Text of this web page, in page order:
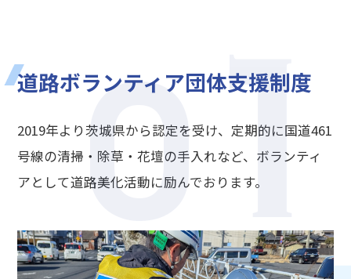
01
道路ボランティア団体支援制度
2019年より茨城県から認定を受け、定期的に国道461
号線の清掃・除草・花壇の手入れなど、ボランティ
アとして道路美化活動に励んでおります。